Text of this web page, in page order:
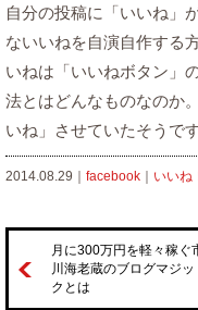
自分の投稿に「いいね」
ないいねを自演自作する
いねは「いいねボタン」
法とはどんなものなのか
いね」させていたそうです
2014.08.29｜ facebook いいね
月に300万円を軽々稼ぐ
川海老蔵のブログマジッ
クとは